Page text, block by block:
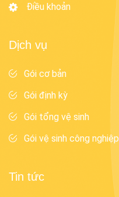
Điều khoản
Dịch vụ
Gói cơ bản
Gói định kỳ
Gói tổng vệ sinh
Gói vệ sinh công nghiệp
Tin tức